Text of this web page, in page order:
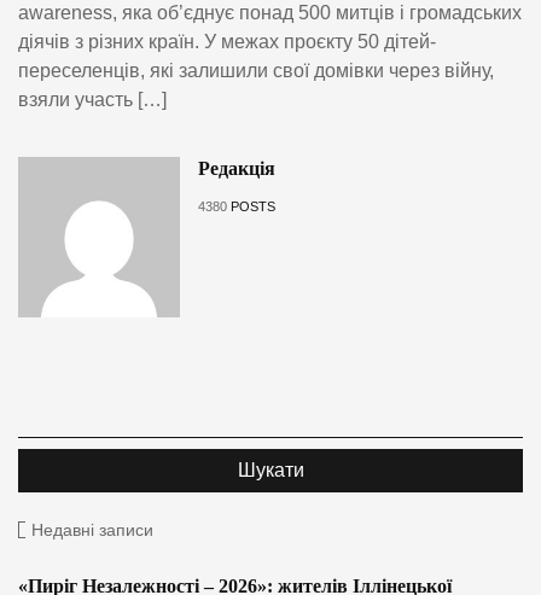
awareness, яка об’єднує понад 500 митців і громадських
діячів з різних країн. У межах проєкту 50 дітей-
переселенців, які залишили свої домівки через війну,
взяли участь […]
Редакція
4380 POSTS
Недавні записи
«Пиріг Незалежності – 2026»: жителів Іллінецької